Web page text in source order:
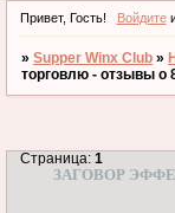
Привет, Гость! Войдите
»Supper Winx Club »
торговлю - отзывы о
ЗАГОВОР
Страница:1